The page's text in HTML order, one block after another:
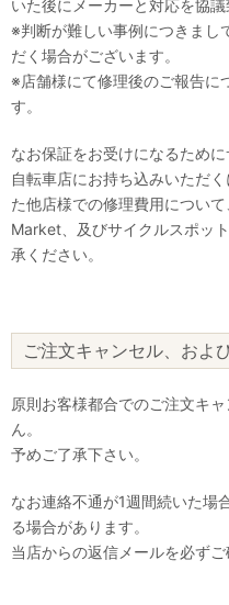
いた後にメーカーと対応を協議
※判断が難しい事例につきまし
だく場合がございます。
※店舗様にて修理後のご報告に
す。
なお保証をお受けになるため
自転車店にお持ち込みいただ
た他店様での修理費用につい
Market、及びサイクルスポッ
承ください。
ご注文キャンセル、およ
原則お客様都合でのご注文キ
ん。
予めご了承下さい。
なお連絡不通が1週間続いた場
る場合があります。
当店からの返信メールを必ずご